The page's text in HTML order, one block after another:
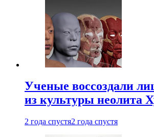
Ученые воссоздали
из культуры неолита
2 года спустя2 года спустя